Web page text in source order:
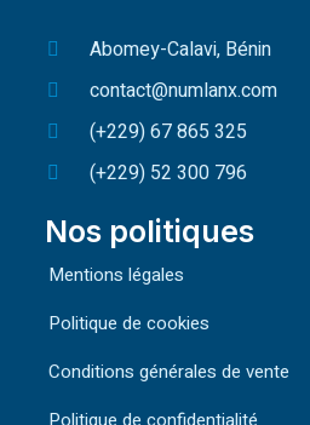
Abomey-Calavi, Bénin
contact@numlanx.com
(+229) 67 865 325
(+229) 52 300 796
Nos politiques
Mentions légales
Politique de cookies
Conditions générales de vente
Politique de confidentialité